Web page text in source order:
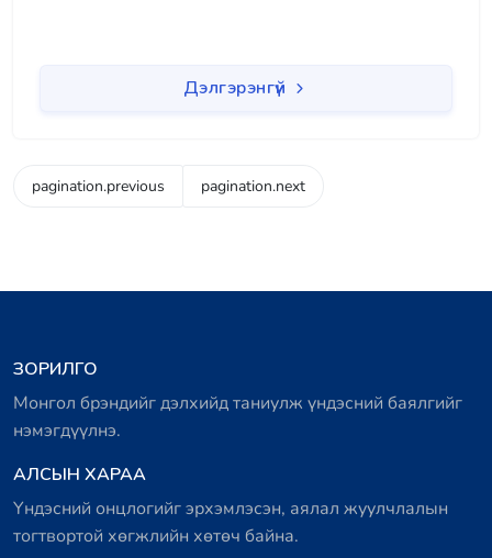
Дэлгэрэнгүй
pagination.previous pagination.next
ЗОРИЛГО
Монгол брэндийг дэлхийд таниулж үндэсний баялгийг
нэмэгдүүлнэ.
АЛСЫН ХАРАА
Үндэсний онцлогийг эрхэмлэсэн, аялал жуулчлалын
тогтвортой хөгжлийн хөтөч байна.